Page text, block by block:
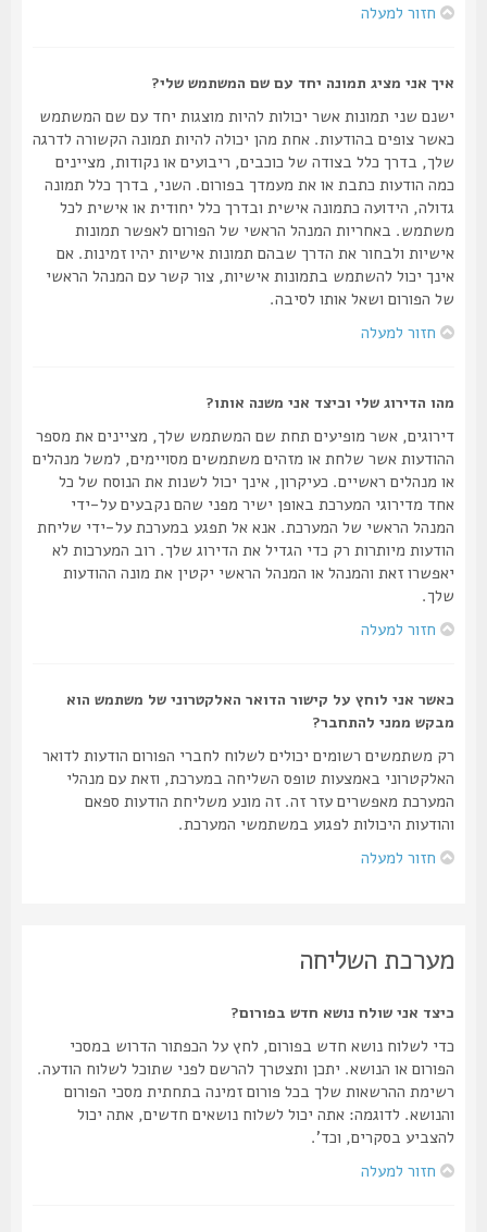
חזור למעלה
איך אני מציג תמונה יחד עם שם המשתמש שלי?
ישנם שני תמונות אשר יכולות להיות מוצגות יחד עם שם המשתמש
כאשר צופים בהודעות. אחת מהן יכולה להיות תמונה הקשורה לדרגה
שלך, בדרך כלל בצודה של כוכבים, ריבועים או נקודות, מציינים
כמה הודעות כתבת או את מעמדך בפורום. השני, בדרך כלל תמונה
גדולה, הידועה כתמונה אישית ובדרך כלל יחודית או אישית לכל
משתמש. באחריות המנהל הראשי של הפורום לאפשר תמונות
אישיות ולבחור את הדרך שבהם תמונות אישיות יהיו זמינות. אם
אינך יכול להשתמש בתמונות אישיות, צור קשר עם המנהל הראשי
של הפורום ושאל אותו לסיבה.
חזור למעלה
מהו הדירוג שלי וכיצד אני משנה אותו?
דירוגים, אשר מופיעים תחת שם המשתמש שלך, מציינים את מספר
ההודעות אשר שלחת או מזהים משתמשים מסויימים, למשל מנהלים
או מנהלים ראשיים. כעיקרון, אינך יכול לשנות את הנוסח של כל
אחד מדירוגי המערכת באופן ישיר מפני שהם נקבעים על-ידי
המנהל הראשי של המערכת. אנא אל תפגע במערכת על-ידי שליחת
הודעות מיותרות רק כדי הגדיל את הדירוג שלך. רוב המערכות לא
יאפשרו זאת והמנהל או המנהל הראשי יקטין את מונה ההודעות
חזור למעלה
כאשר אני לוחץ על קישור הדואר האלקטרוני של משתמש הוא
מבקש ממני להתחבר?
רק משתמשים רשומים יכולים לשלוח לחברי הפורום הודעות לדואר
האלקטרוני באמצעות טופס השליחה במערכת, וזאת עם מנהלי
המערכת מאפשרים עזר זה. זה מונע משליחת הודעות ספאם
והודעות היכולות לפגוע במשתמשי המערכת.
חזור למעלה
מערכת השליחה
כיצד אני שולח נושא חדש בפורום?
כדי לשלוח נושא חדש בפורום, לחץ על הכפתור הדרוש במסכי
הפורום או הנושא. יתכן ותצטרך להרשם לפני שתוכל לשלוח הודעה.
רשימת ההרשאות שלך בכל פורום זמינה בתחתית מסכי הפורום
והנושא. לדוגמה: אתה יכול לשלוח נושאים חדשים, אתה יכול
להצביע בסקרים, וכד'.
חזור למעלה